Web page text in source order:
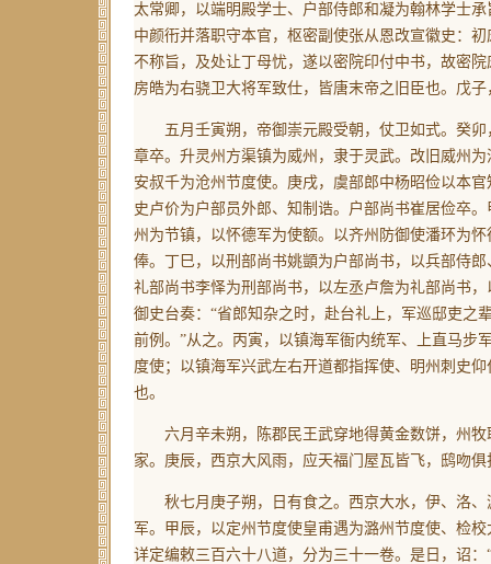
太常卿，以端明殿学士、户部侍郎和凝为翰林学士
中颜衎并落职守本官，枢密副使张从恩改宣徽史：
不称旨，及处让丁母忧，遂以密院印付中书，故密
房皓为右骁卫大将军致仕，皆唐末帝之旧臣也。戊
五月壬寅朔，帝御崇元殿受朝，仗卫如式。癸卯
章卒。升灵州方渠镇为威州，隶于灵武。改旧威州
安叔千为沧州节度使。庚戌，虞部郎中杨昭俭以本
史卢价为户部员外郎、知制诰。户部尚书崔居俭卒
州为节镇，以怀德军为使额。以齐州防御使潘环为
俸。丁巳，以刑部尚书姚顗为户部尚书，以兵部侍
礼部尚书李怿为刑部尚书，以左丞卢詹为礼部尚书
御史台奏：“省郎知杂之时，赴台礼上，军巡邸吏之
前例。”从之。丙寅，以镇海军衙内统军、上直马步
度使；以镇海军兴武左右开道都指挥使、明州刺史
也。
六月辛未朔，陈郡民王武穿地得黄金数饼，州牧
家。庚辰，西京大风雨，应天福门屋瓦皆飞，鸱吻
秋七月庚子朔，日有食之。西京大水，伊、洛、
军。甲辰，以定州节度使皇甫遇为潞州节度使、检
详定编敕三百六十八道，分为三十一卷。是日，诏